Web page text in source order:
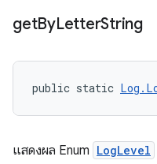
getByLetterString
public static
แสดงผล Enum LogLevel